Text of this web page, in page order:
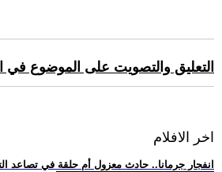
التعليق والتصويت على الموضوع في
اخر الافلام
.. انفجار جرمانا.. حادث معزول أم حلقة في تصاعد